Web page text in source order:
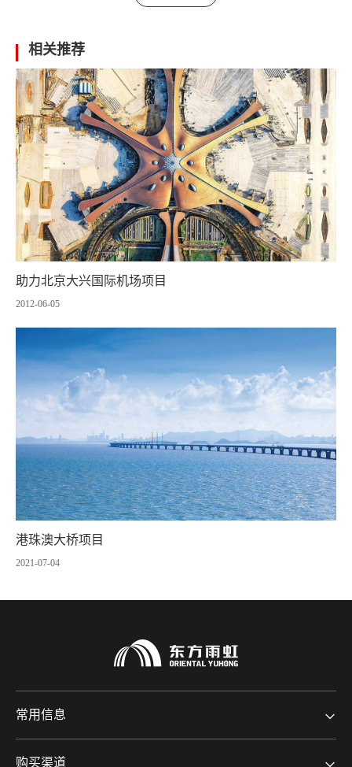
相关推荐
助力北京大兴国际机场项目
2012-06-05
港珠澳大桥项目
2021-07-04
常用信息
购买渠道